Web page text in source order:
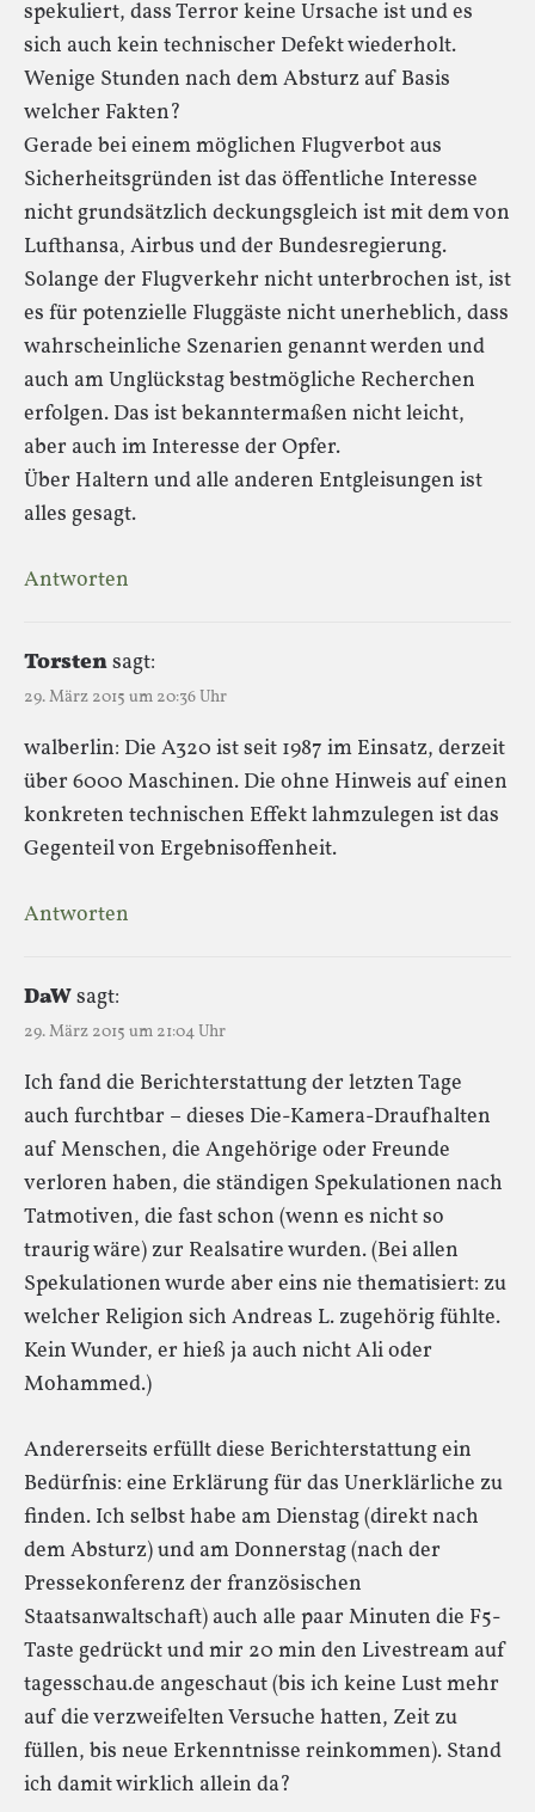
spekuliert, dass Terror keine Ursache ist und es
sich auch kein technischer Defekt wiederholt.
Wenige Stunden nach dem Absturz auf Basis
welcher Fakten?
Gerade bei einem möglichen Flugverbot aus
Sicherheitsgründen ist das öffentliche Interesse
nicht grundsätzlich deckungsgleich ist mit dem von
Lufthansa, Airbus und der Bundesregierung.
Solange der Flugverkehr nicht unterbrochen ist, ist
es für potenzielle Fluggäste nicht unerheblich, dass
wahrscheinliche Szenarien genannt werden und
auch am Unglückstag bestmögliche Recherchen
erfolgen. Das ist bekanntermaßen nicht leicht,
aber auch im Interesse der Opfer.
Über Haltern und alle anderen Entgleisungen ist
alles gesagt.
Antworten
Torstensagt:
29. März 2015 um 20:36 Uhr
walberlin: Die A320 ist seit 1987 im Einsatz, derzeit
über 6000 Maschinen. Die ohne Hinweis auf einen
konkreten technischen Effekt lahmzulegen ist das
Gegenteil von Ergebnisoffenheit.
Antworten
DaWsagt:
29. März 2015 um 21:04 Uhr
Ich fand die Berichterstattung der letzten Tage
auch furchtbar – dieses Die-Kamera-Draufhalten
auf Menschen, die Angehörige oder Freunde
verloren haben, die ständigen Spekulationen nach
Tatmotiven, die fast schon (wenn es nicht so
traurig wäre) zur Realsatire wurden. (Bei allen
Spekulationen wurde aber eins nie thematisiert: zu
welcher Religion sich Andreas L. zugehörig fühlte.
Kein Wunder, er hieß ja auch nicht Ali oder
Mohammed.)
Andererseits erfüllt diese Berichterstattung ein
Bedürfnis: eine Erklärung für das Unerklärliche zu
finden. Ich selbst habe am Dienstag (direkt nach
dem Absturz) und am Donnerstag (nach der
Pressekonferenz der französischen
Staatsanwaltschaft) auch alle paar Minuten die F5-
Taste gedrückt und mir 20 min den Livestream auf
tagesschau.de angeschaut (bis ich keine Lust mehr
auf die verzweifelten Versuche hatten, Zeit zu
füllen, bis neue Erkenntnisse reinkommen). Stand
ich damit wirklich allein da?